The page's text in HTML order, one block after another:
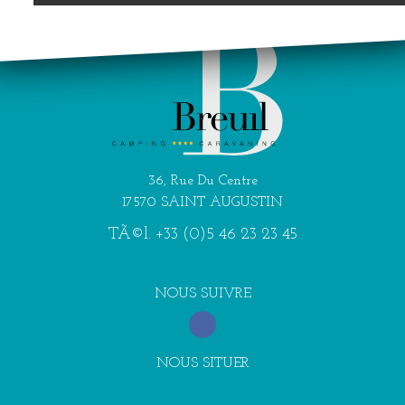
NOUS SUIVRE
NOUS SITUER
36, Rue Du Centre
17570 SAINT AUGUSTIN
TÃ©l. +33 (0)5 46 23 23 45